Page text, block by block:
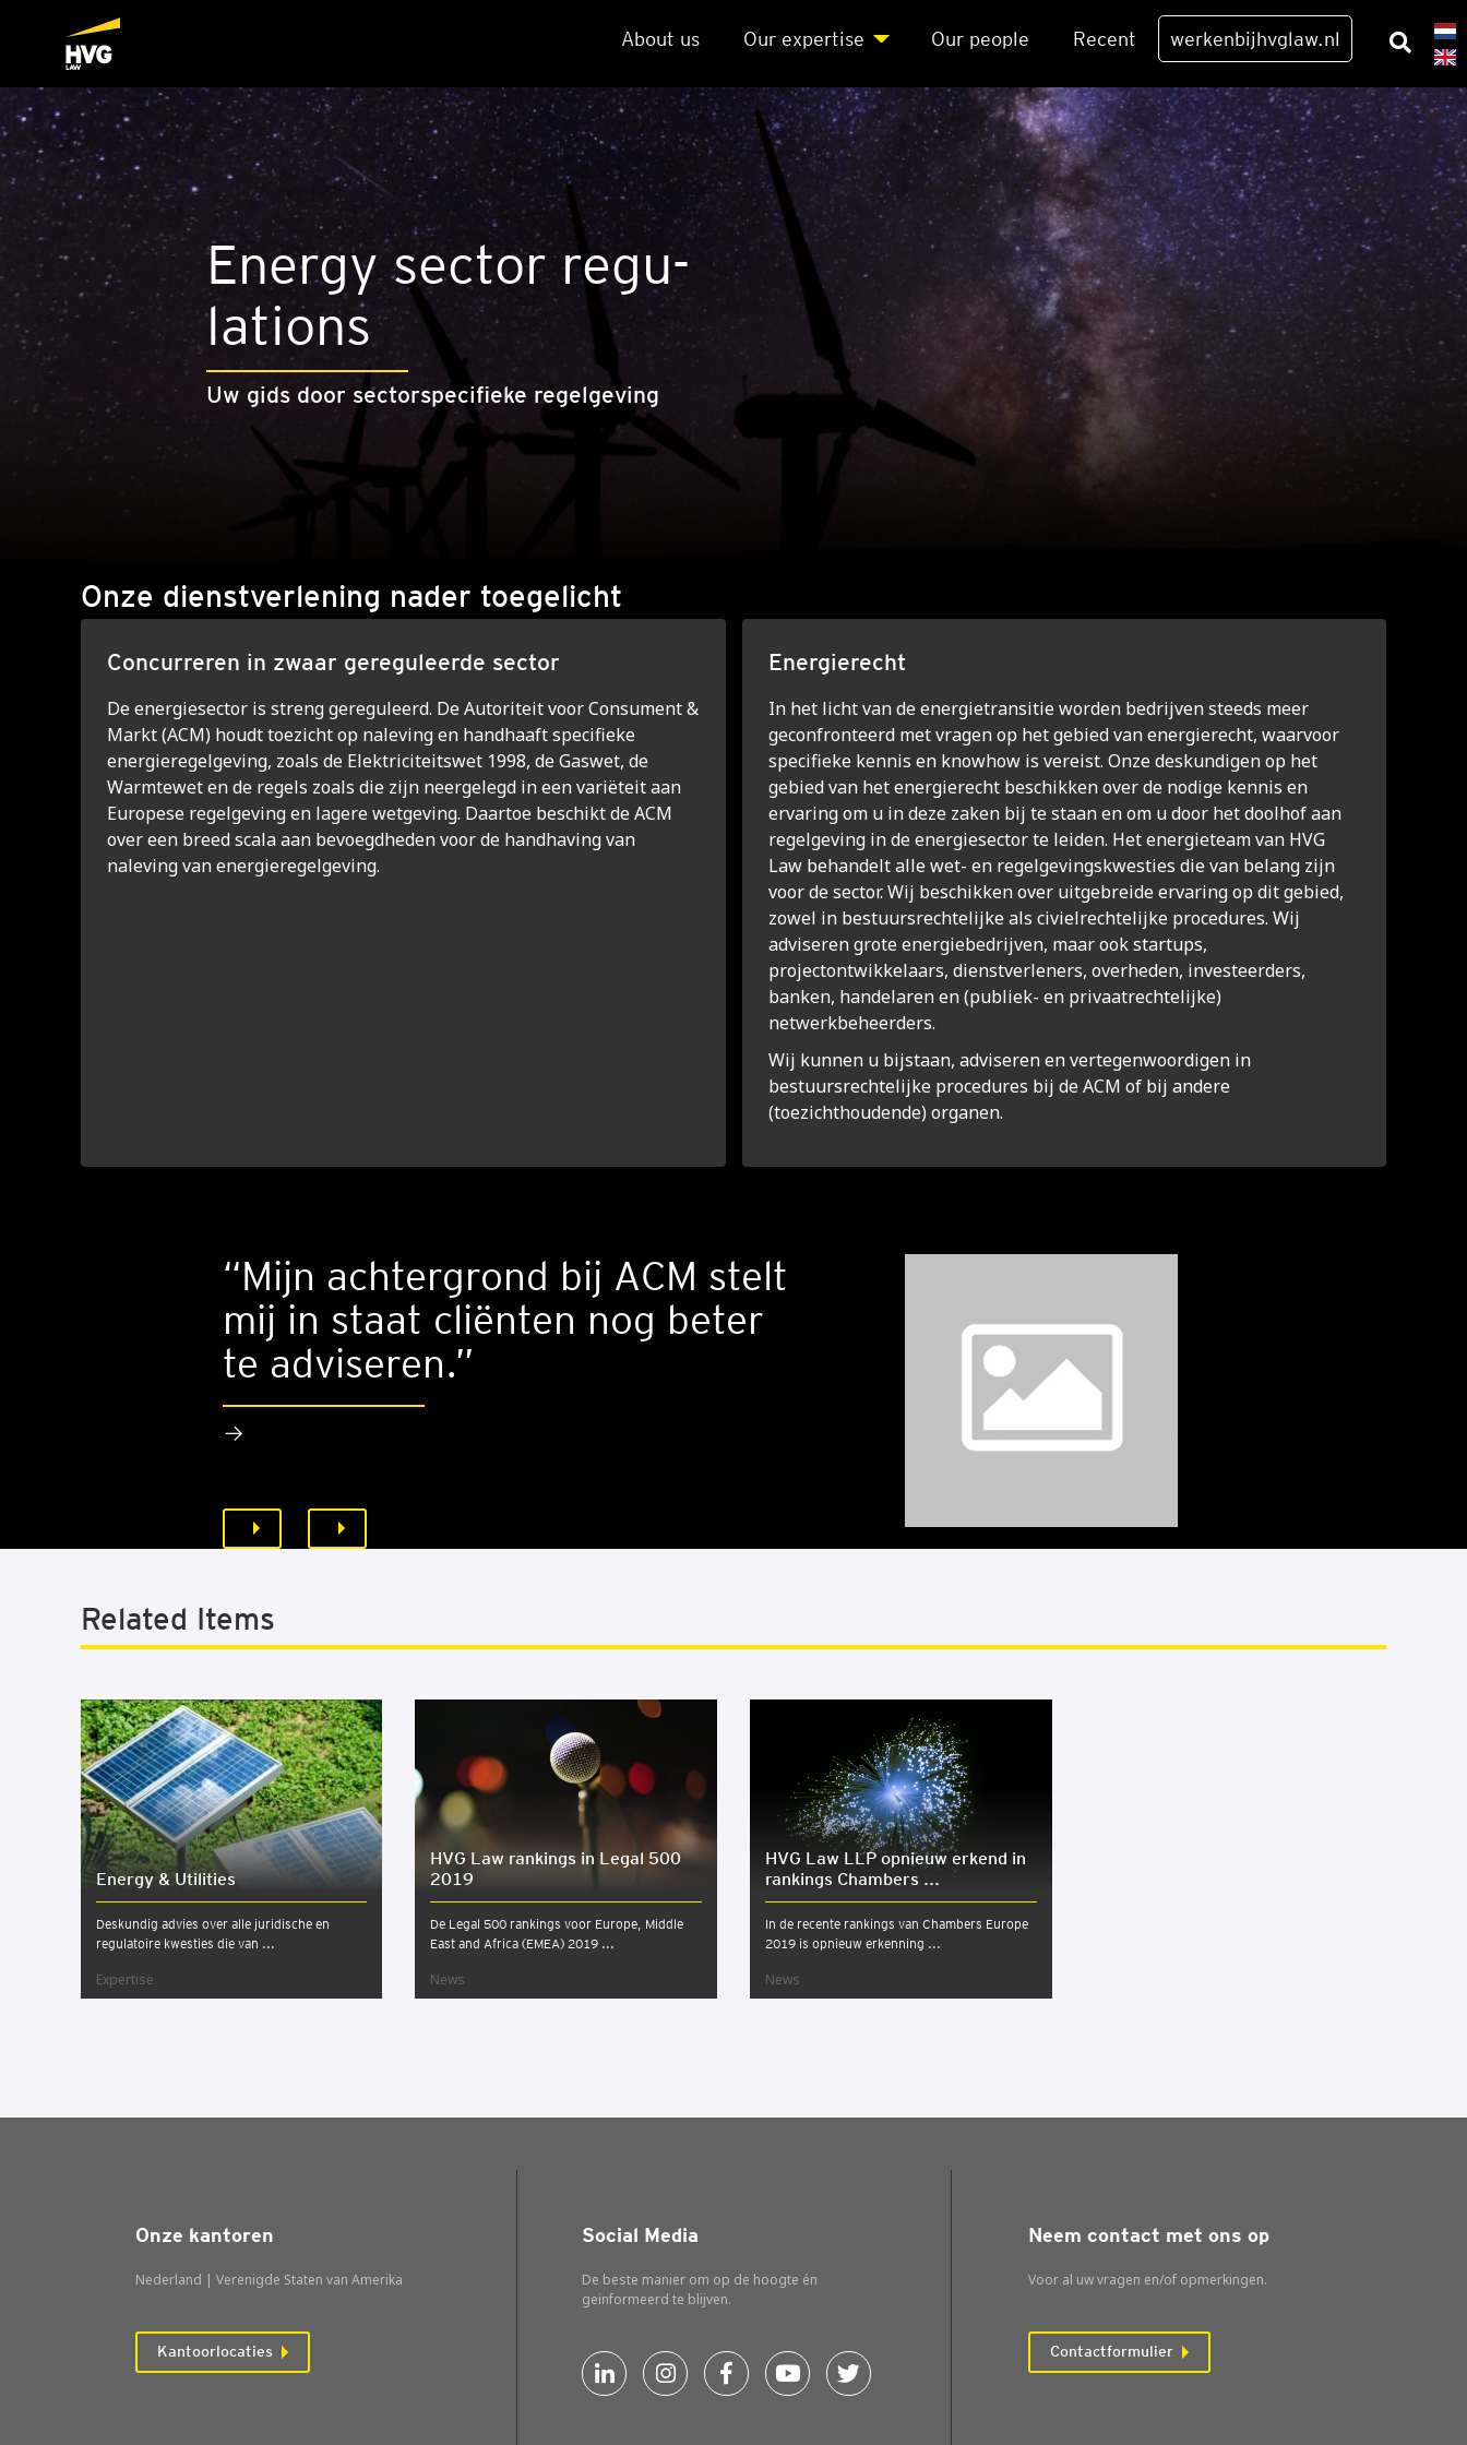
About us Our exper­ti­se Our peo­p­le Recent werkenbijhvglaw.nl
Ener­gy sec­tor regu­
la­ti­ons
Uw gids door sectorspecifieke regelgeving
Onze dienstverlening nader toegelicht
Concurreren in zwaar gereguleerde sector
De energiesector is streng gereguleerd. De Autoriteit voor Consument &
Markt (ACM) houdt toezicht op naleving en handhaaft specifieke
energieregelgeving, zoals de Elektriciteitswet 1998, de Gaswet, de
Warmtewet en de regels zoals die zijn neergelegd in een variëteit aan
Europese regelgeving en lagere wetgeving. Daartoe beschikt de ACM
over een breed scala aan bevoegdheden voor de handhaving van
naleving van energieregelgeving.
Energierecht
In het licht van de energietransitie worden bedrijven steeds meer
geconfronteerd met vragen op het gebied van energierecht, waarvoor
specifieke kennis en knowhow is vereist. Onze deskundigen op het
gebied van het energierecht beschikken over de nodige kennis en
ervaring om u in deze zaken bij te staan en om u door het doolhof aan
regelgeving in de energiesector te leiden. Het energieteam van HVG
Law behandelt alle wet- en regelgevingskwesties die van belang zijn
voor de sector. Wij beschikken over uitgebreide ervaring op dit gebied,
zowel in bestuursrechtelijke als civielrechtelijke procedures. Wij
adviseren grote energiebedrijven, maar ook startups,
projectontwikkelaars, dienstverleners, overheden, investeerders,
banken, handelaren en (publiek- en privaatrechtelijke)
netwerkbeheerders.
Wij kunnen u bijstaan, adviseren en vertegenwoordigen in
bestuursrechtelijke procedures bij de ACM of bij andere
(toezichthoudende) organen.
“Mijn achtergrond bij ACM stelt
mij in staat cliënten nog beter
te adviseren.”
→
Related Items
Ener­gy & Uti­li­ties
Deskundig advies over alle juridische en
regulatoire kwesties die van ...
Expertise
HVG Law ran­kings in Legal 500
2019
De Legal 500 rankings voor Europe, Middle
East and Africa (EMEA) 2019 ...
News
HVG Law LLP opnieuw erkend in
ran­kings Cham­bers ...
In de recente rankings van Chambers Europe
2019 is opnieuw erkenning ...
News
Onze kantoren
Nederland | Verenigde Staten van Amerika
Kantoorlocaties
Social Media
De beste manier om op de hoogte én
geinformeerd te blijven.
Neem contact met ons op
Voor al uw vragen en/of opmerkingen.
Contactformulier